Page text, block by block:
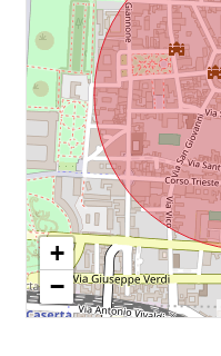
+
−
Giardino
Posto auto/Box
Balcone/Terrazzo
Ascensore
Arredato